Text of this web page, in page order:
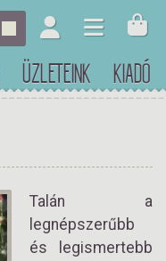
ÜZLETEINK KIADÓ
Talán a
legnépszerűbb
és legismertebb